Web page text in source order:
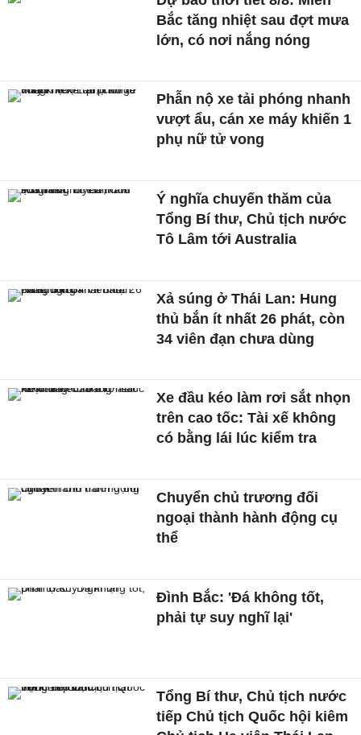
Bắc tăng nhiệt sau đợt mưa
lớn, có nơi nắng nóng
Phẫn nộ xe tải phóng nhanh
vượt ẩu, cán xe máy khiến 1
phụ nữ tử vong
Ý nghĩa chuyến thăm của
Tổng Bí thư, Chủ tịch nước
Tô Lâm tới Australia
Xả súng ở Thái Lan: Hung
thủ bắn ít nhất 26 phát, còn
34 viên đạn chưa dùng
Xe đầu kéo làm rơi sắt nhọn
trên cao tốc: Tài xế không
có bằng lái lúc kiểm tra
Chuyển chủ trương đối
ngoại thành hành động cụ
thể
Đình Bắc: 'Đá không tốt,
phải tự suy nghĩ lại'
Tổng Bí thư, Chủ tịch nước
tiếp Chủ tịch Quốc hội kiêm